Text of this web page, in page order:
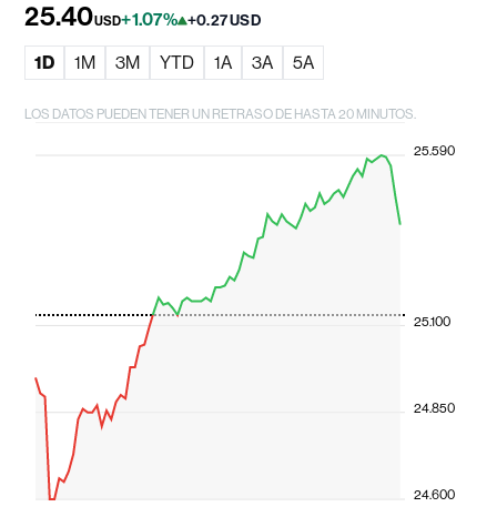
25.40USD+1.07% +0.27 USD
1D 1M 3M YTD 1A 3A 5A
LOS DATOS PUEDEN TENER UN RETRASO DE HASTA 20 MINUTOS.
24.600
24.850
25.100
25.590